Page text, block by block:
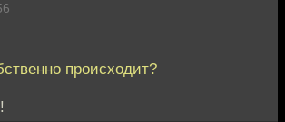
происходит?